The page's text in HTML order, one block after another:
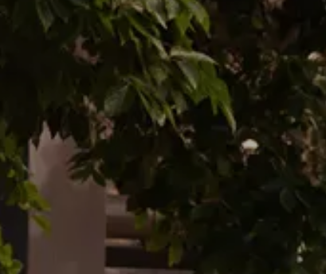
Dostępne od ręki
Nasze samochody nowe